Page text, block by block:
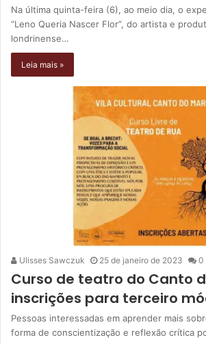
Na última quinta-feira (6), ao meio dia, o
“Leno Queria Nascer Flor”, do artista e
londrinense…
Leia mais »
Ulisses Sawczuk 25 de janeiro de 2023 0
Curso de teatro do Canto
inscrições para terceiro
Pessoas interessadas em aprender mais
forma de conscientização e reflexão crítica